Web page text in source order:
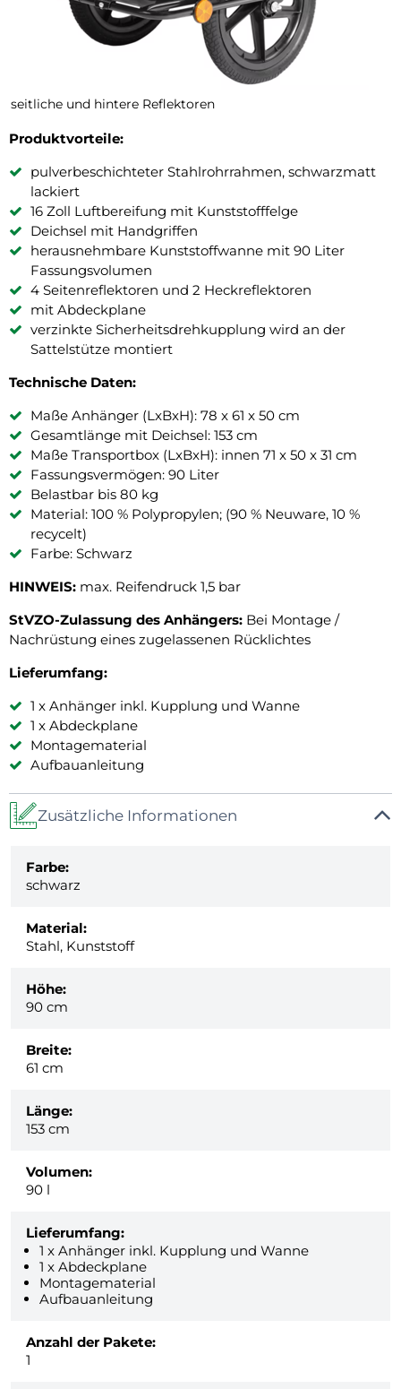
seitliche und hintere Reflektoren
Produktvorteile:
pulverbeschichteter Stahlrohrrahmen, schwarzmatt
lackiert
16 Zoll Luftbereifung mit Kunststofffelge
Deichsel mit Handgriffen
herausnehmbare Kunststoffwanne mit 90 Liter
Fassungsvolumen
4 Seitenreflektoren und 2 Heckreflektoren
mit Abdeckplane
verzinkte Sicherheitsdrehkupplung wird an der
Sattelstütze montiert
Technische Daten:
Maße Anhänger (LxBxH): 78 x 61 x 50 cm
Gesamtlänge mit Deichsel: 153 cm
Maße Transportbox (LxBxH): innen 71 x 50 x 31 cm
Fassungsvermögen: 90 Liter
Belastbar bis 80 kg
Material: 100 % Polypropylen; (90 % Neuware, 10 %
recycelt)
Farbe: Schwarz
HINWEIS: max. Reifendruck 1,5 bar
StVZO-Zulassung des Anhängers: Bei Montage /
Nachrüstung eines zugelassenen Rücklichtes
Lieferumfang:
1 x Anhänger inkl. Kupplung und Wanne
1 x Abdeckplane
Montagematerial
Aufbauanleitung
Zusätzliche Informationen
Farbe:
schwarz
Material:
Stahl, Kunststoff
Höhe:
90 cm
Breite:
61 cm
Länge:
153 cm
Volumen:
90 l
Lieferumfang:
1 x Anhänger inkl. Kupplung und Wanne
1 x Abdeckplane
Montagematerial
Aufbauanleitung
Anzahl der Pakete:
1